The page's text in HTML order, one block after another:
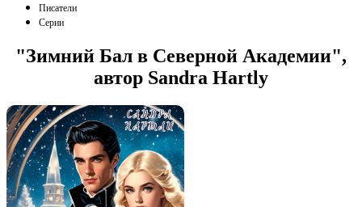
Писатели
Серии
"Зимний Бал в Северной Академии",
автор Sandra Hartly